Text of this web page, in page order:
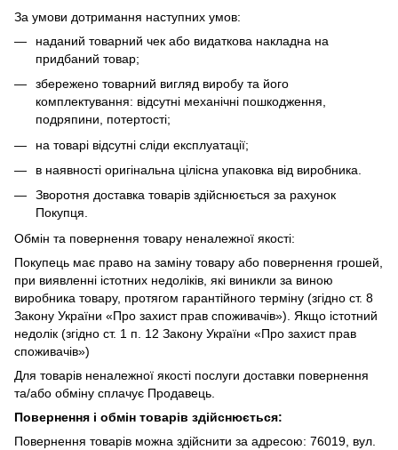
За умови дотримання наступних умов:
наданий товарний чек або видаткова накладна на
придбаний товар;
збережено товарний вигляд виробу та його
комплектування: відсутні механічні пошкодження,
подряпини, потертості;
на товарі відсутні сліди експлуатації;
в наявності оригінальна цілісна упаковка від виробника.
Зворотня доставка товарів здійснюється за рахунок
Покупця.
Обмін та повернення товару неналежної якості:
Покупець має право на заміну товару або повернення грошей,
при виявленні істотних недоліків, які виникли за виною
виробника товару, протягом гарантійного терміну (згідно ст. 8
Закону України «Про захист прав споживачів»). Якщо істотний
недолік (згідно ст. 1 п. 12 Закону України «Про захист прав
споживачів»)
Для товарів неналежної якості послуги доставки повернення
та/або обміну сплачує Продавець.
Повернення і обмін товарів здійснюється:
Повернення товарів можна здійснити за адресою: 76019, вул.